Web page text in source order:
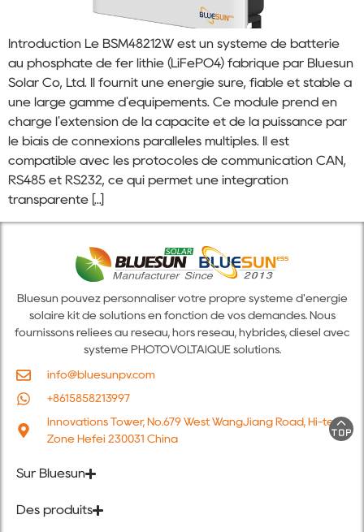
Introduction Le BSM48212W est un système de batterie
au phosphate de fer lithié (LiFePO4) fabriqué par Bluesun
Solar Co, Ltd. Il fournit une énergie sûre, fiable et stable à
une large gamme d'équipements. Ce module prend en
charge l'extension de la capacité et de la puissance par
le biais de connexions parallèles multiples. Il est
compatible avec les protocoles de communication CAN,
RS485 et RS232, ce qui permet une intégration
transparente [...]
Bluesun pouvez personnaliser votre propre système d'énergie
solaire kit de solutions en fonction de vos demandes. Nous
fournissons reliées au réseau, hors réseau, hybrides, diesel avec
système PHOTOVOLTAÏQUE solutions.
info@bluesunpv.com
+8615858213997
Innovations Tower, No.679 West WangJiang Road, Hi-tech
Zone Hefei 230031 China
Sur Bluesun
Des produits